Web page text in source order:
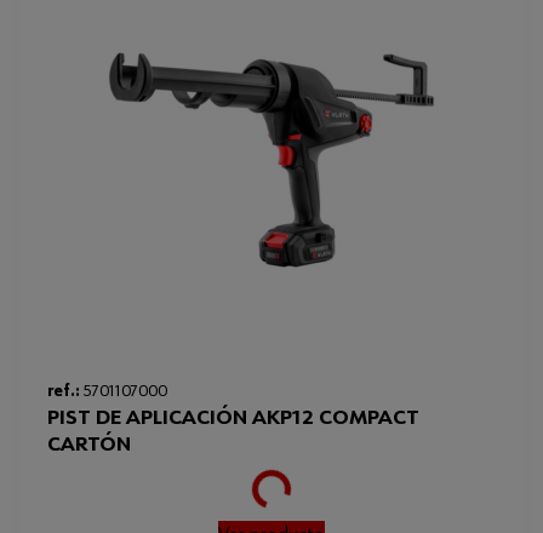
ref.: 5701107000
PIST DE APLICACIÓN AKP12 COMPACT
CARTÓN
Loading...